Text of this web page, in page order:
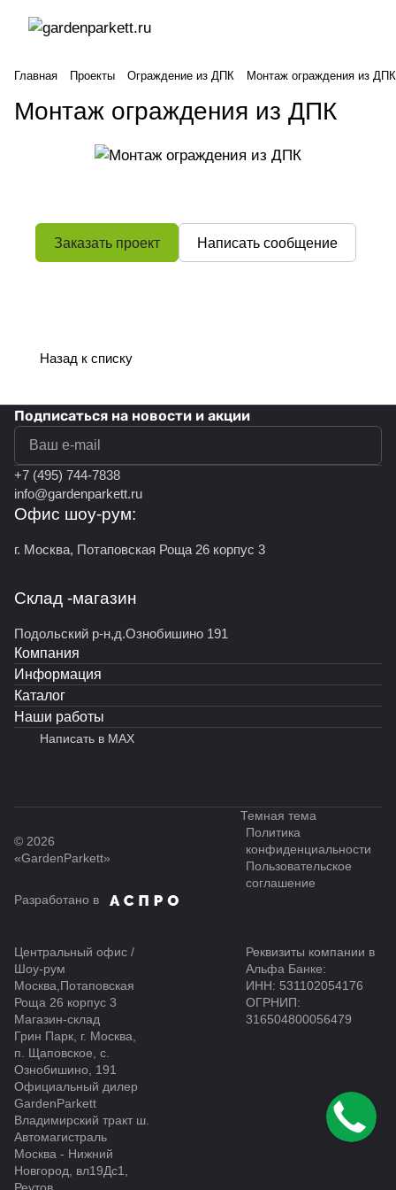
Главная Проекты Ограждение из ДПК Монтаж ограждения из ДПК
Монтаж ограждения из ДПК
Заказать проект Написать сообщение
Назад к списку
Подписаться на новости и акции
+7 (495) 744-7838
info@gardenparkett.ru
Офис шоу-рум:
г. Москва, Потаповская Роща 26 корпус 3
Склад -магазин
Подольский р-н,д.Ознобишино 191
Компания
Информация
Каталог
Наши работы
Написать в MAX
© 2026
«GardenParkett»
Темная тема
Политика
конфиденциальности
Пользовательское
соглашение
Разработано в
Центральный офис /
Шоу-рум
Москва,Потаповская
Роща 26 корпус 3
Магазин-склад
Грин Парк, г. Москва,
п. Щаповское, с.
Ознобишино, 191
Официальный дилер
GardenParkett
Владимирский тракт ш.
Автомагистраль
Москва - Нижний
Новгород, вл19Дс1,
Реквизиты компании в
Альфа Банке:
ИНН: 531102054176
ОГРНИП:
316504800056479